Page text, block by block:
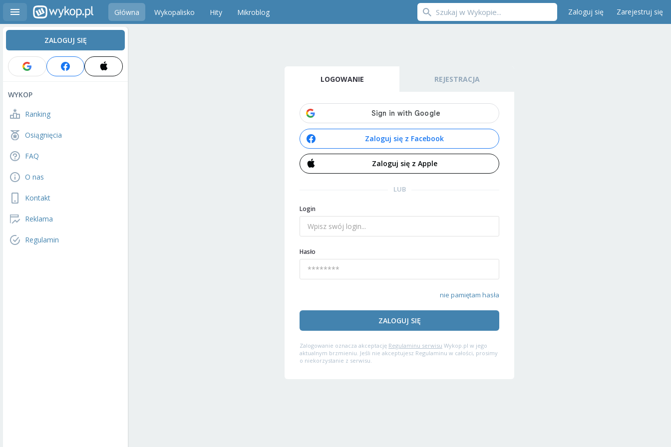
Główna Wykopalisko Hity Mikroblog Zaloguj się Zarejestruj się
ZALOGUJ SIĘ
WYKOP
Ranking
Osiągnięcia
FAQ
O nas
Kontakt
Reklama
Regulamin
LOGOWANIE REJESTRACJA
Zaloguj się z Facebook
Zaloguj się z Apple
LUB
Login
Hasło
nie pamiętam hasła
ZALOGUJ SIĘ
Zalogowanie oznacza akceptację Regulaminu serwisu Wykop.pl w jego
aktualnym brzmieniu. Jeśli nie akceptujesz Regulaminu w całości, prosimy
o niekorzystanie z serwisu.